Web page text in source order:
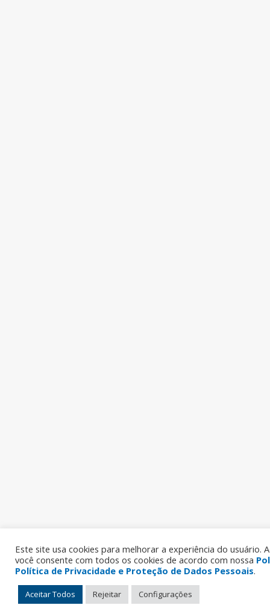
Este site usa cookies para melhorar a experiência do usuário.
você consente com todos os cookies de acordo com nossa
Política de Privacidade e Proteção de Dados Pessoais.
Aceitar Todos Rejeitar Configurações